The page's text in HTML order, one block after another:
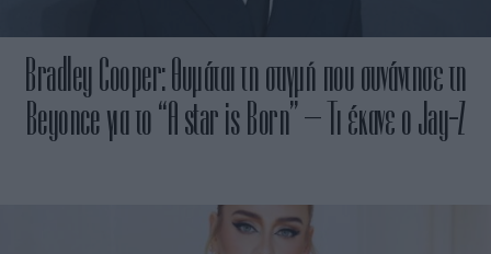
Bradley Cooper: Θυμάται τη στιγμή που συνάντησε τη
Beyonce για το “A star is Born” – Τι έκανε ο Jay-Z